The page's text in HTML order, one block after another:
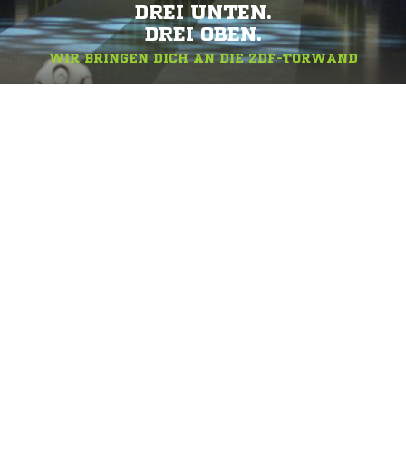
DREI UNTEN.
DREI OBEN.
WIR BRINGEN DICH AN DIE ZDF-TORWAND